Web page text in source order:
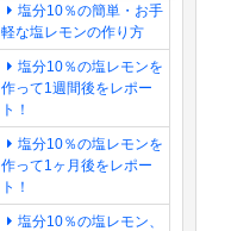
塩分10％の簡単・お手
軽な塩レモンの作り方
塩分10％の塩レモンを
作って1週間後をレポー
ト！
塩分10％の塩レモンを
作って1ヶ月後をレポー
ト！
塩分10％の塩レモン、